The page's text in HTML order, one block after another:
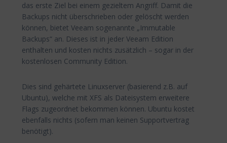
das erste Ziel bei einem gezieltem Angriff. Damit die
Backups nicht überschrieben oder gelöscht werden
können, bietet Veeam sogenannte „Immutable
Backups“ an. Dieses ist in jeder Veeam Edition
enthalten und kosten nichts zusätzlich – sogar in der
kostenlosen Community Edition.
Dies sind gehärtete Linuxserver (basierend z.B. auf
Ubuntu), welche mit XFS als Dateisystem erweitere
Flags zugeordnet bekommen können. Ubuntu kostet
ebenfalls nichts (sofern man keinen Supportvertrag
benötigt).